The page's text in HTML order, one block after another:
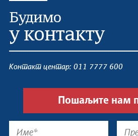
Будимо
у контакту
Контакт центар: 011 7777 600
Пошаљите нам